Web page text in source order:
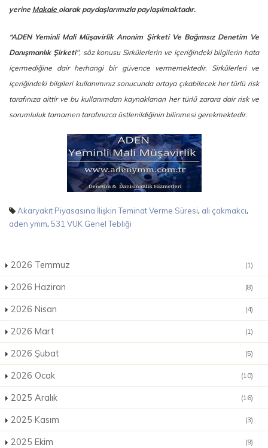
yerine Makale olarak paydaşlarımızla paylaşılmaktadır.
“ADEN Yeminli Mali Müşavirlik Anonim Şirketi Ve Bağımsız Denetim Ve
Danışmanlık Şirketi", söz konusu Sirkülerlerin ve içeriğindeki bilgilerin hata
içermediğine dair herhangi bir güvence vermemektedir. Sirkülerleri ve
içeriğindeki bilgileri kullanımınız sonucunda ortaya çıkabilecek her türlü risk
tarafınıza aittir ve bu kullanımdan kaynaklanan her türlü zarara dair risk ve
sorumluluk tamamen tarafınızca üstlenildiğinin bilinmesi gerekmektedir.
Akaryakıt Piyasasına İlişkin Teminat Verme Süresi, ali çakmakcı,
aden ymm,531 VUK Genel Tebliği
2026 Temmuz (1)
2026 Haziran (8)
2026 Nisan (4)
2026 Mart (1)
2026 Şubat (5)
2026 Ocak (10)
2025 Aralık (16)
2025 Kasım (3)
2025 Ekim (9)